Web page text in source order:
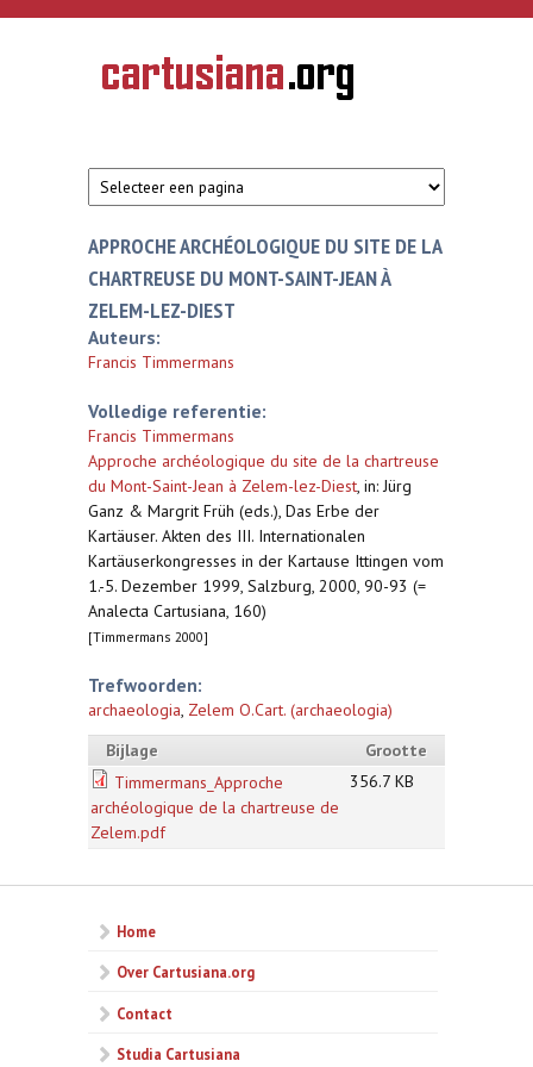
Overslaan en naar de inhoud gaan
CARTUSIANA
Geschiedenis
van de
APPROCHE ARCHÉOLOGIQUE DU SITE DE LA
CHARTREUSE DU MONT-SAINT-JEAN À
ZELEM-LEZ-DIEST
Auteurs:
Francis Timmermans
Volledige referentie:
Francis Timmermans
Approche archéologique du site de la chartreuse
du Mont-Saint-Jean à Zelem-lez-Diest, in: Jürg
Ganz & Margrit Früh (eds.), Das Erbe der
Kartäuser. Akten des III. Internationalen
Kartäuserkongresses in der Kartause Ittingen vom
1.-5. Dezember 1999, Salzburg, 2000, 90-93 (=
Analecta Cartusiana, 160)
[Timmermans 2000]
Trefwoorden:
archaeologia, Zelem O.Cart. (archaeologia)
Bijlage
Grootte
Timmermans_Approche
archéologique de la chartreuse de
Zelem.pdf
356.7 KB
Home
Over Cartusiana.org
Contact
Studia Cartusiana